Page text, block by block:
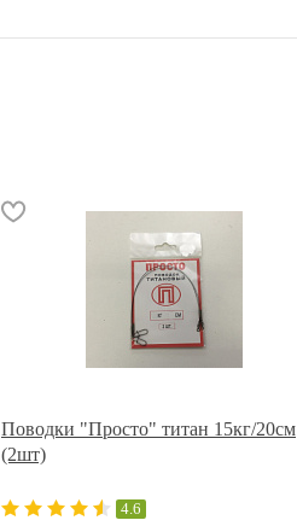
Поводки "Просто" титан 15кг/20см
(2шт)
4.6